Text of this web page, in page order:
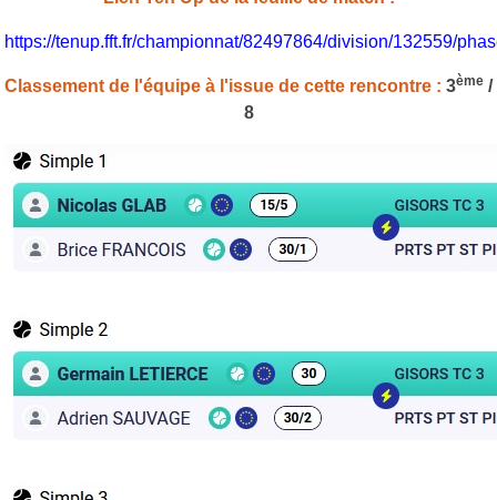
https://tenup.fft.fr/championnat/82497864/division/132559/
Classement de l'équipe à l'issue de cette rencontre : 3ème /
8